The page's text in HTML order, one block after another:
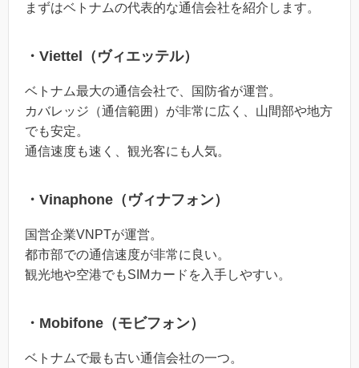
まずはベトナムの代表的な通信会社を紹介します。
・Viettel（ヴィエッテル）
ベトナム最大の通信会社で、国防省が運営。
カバレッジ（通信範囲）が非常に広く、山間部や地方
でも安定。
通信速度も速く、観光客にも人気。
・Vinaphone（ヴィナフォン）
国営企業VNPTが運営。
都市部での通信速度が非常に良い。
観光地や空港でもSIMカードを入手しやすい。
・Mobifone（モビフォン）
ベトナムで最も古い通信会社の一つ。